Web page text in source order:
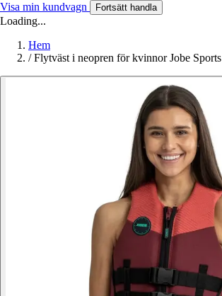
Visa min kundvagn Fortsätt handla
Loading...
Hem
/ Flytväst i neopren för kvinnor Jobe Sports